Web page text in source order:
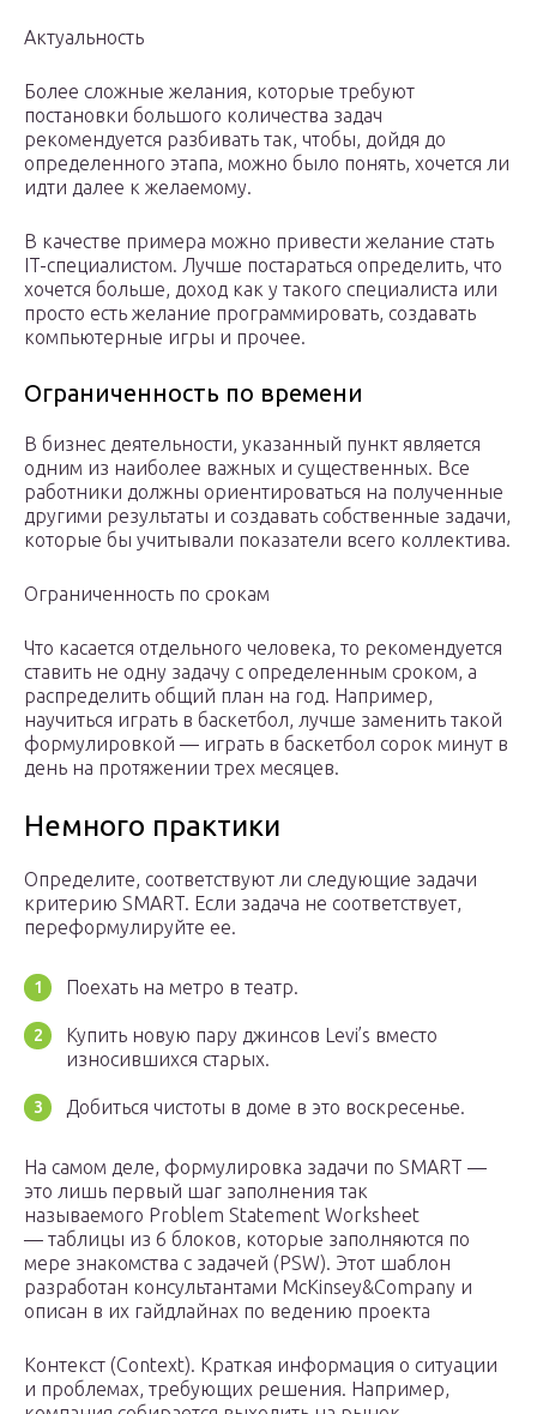
Актуальность
Более сложные желания, которые требуют
постановки большого количества задач
рекомендуется разбивать так, чтобы, дойдя до
определенного этапа, можно было понять, хочется ли
идти далее к желаемому.
В качестве примера можно привести желание стать
IT-специалистом. Лучше постараться определить, что
хочется больше, доход как у такого специалиста или
просто есть желание программировать, создавать
компьютерные игры и прочее.
Ограниченность по времени
В бизнес деятельности, указанный пункт является
одним из наиболее важных и существенных. Все
работники должны ориентироваться на полученные
другими результаты и создавать собственные задачи,
которые бы учитывали показатели всего коллектива.
Ограниченность по срокам
Что касается отдельного человека, то рекомендуется
ставить не одну задачу с определенным сроком, а
распределить общий план на год. Например,
научиться играть в баскетбол, лучше заменить такой
формулировкой — играть в баскетбол сорок минут в
день на протяжении трех месяцев.
Немного практики
Определите, соответствуют ли следующие задачи
критерию SMART. Если задача не соответствует,
переформулируйте ее.
Поехать на метро в театр.
Купить новую пару джинсов Levi’s вместо
износившихся старых.
Добиться чистоты в доме в это воскресенье.
На самом деле, формулировка задачи по SMART —
это лишь первый шаг заполнения так
называемого Problem Statement Worksheet
— таблицы из 6 блоков, которые заполняются по
мере знакомства с задачей (PSW). Этот шаблон
разработан консультантами McKinsey&Company и
описан в их гайдлайнах по ведению проекта
Контекст (Context). Краткая информация о ситуации
и проблемах, требующих решения. Например,